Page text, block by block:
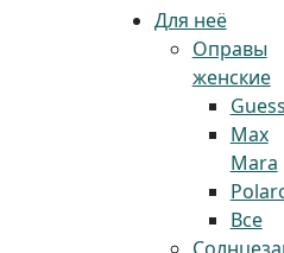
Для неё
Оправы
женские
Guess
Max
Mara
Все